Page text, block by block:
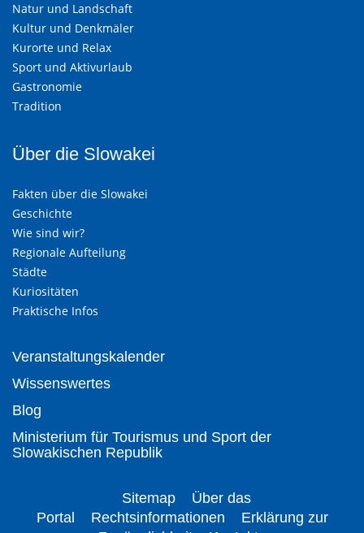
Natur und Landschaft
Kultur und Denkmäler
Kurorte und Relax
Sport und Aktivurlaub
Gastronomie
Tradition
Über die Slowakei
Fakten über die Slowakei
Geschichte
Wie sind wir?
Regionale Aufteilung
Städte
Kuriositäten
Praktische Infos
Veranstaltungskalender
Wissenswertes
Blog
Ministerium für Tourismus und Sport der
Slowakischen Republik
Sitemap
Über das
Portal
Rechtsinformationen
Erklärung zur